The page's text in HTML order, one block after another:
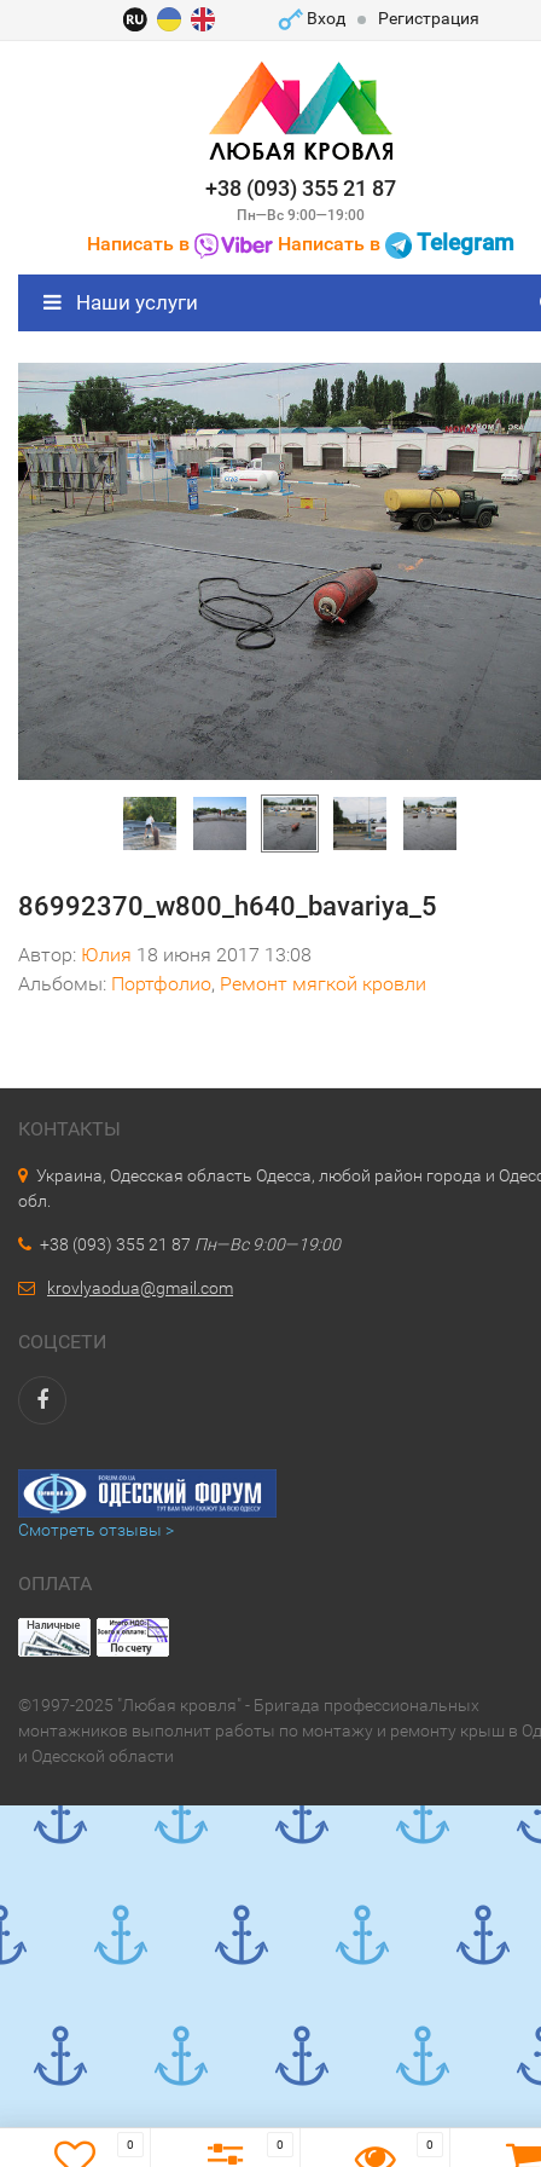
Вход Регистрация
+38 (093) 355 21 87
Пн—Вс 9:00—19:00
Написать в Написать в Telegram
Наши услуги
86992370_w800_h640_bavariya_5
Автор: Юлия 18 июня 2017 13:08
Альбомы: Портфолио, Ремонт мягкой кровли
КОНТАКТЫ
Украина, Одесская область Одесса, любой район города и
обл.
+38 (093) 355 21 87 Пн—Вс 9:00—19:00
krovlyaodua@gmail.com
СОЦСЕТИ
Смотреть отзывы >
ОПЛАТА
©1997-2025 "Любая кровля" - Бригада профессиональных
монтажников выполнит работы по монтажу и ремонту крыш в
и Одесской области
0 0 0